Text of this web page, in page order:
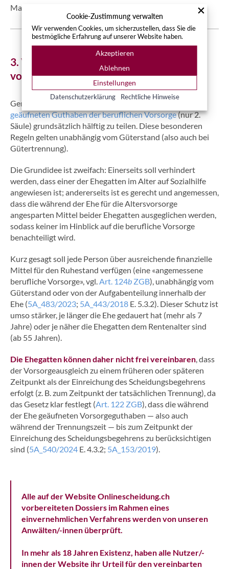
Massnahme, was einen gewissen Klärungsbedarf zeigt.
3. Vorsorgeausgleich zu einem Zeitpunkt
vor der Scheidung?
Gemäss
die während der Ehe
geäufneten Guthaben der beruflichen Vorsorge(nur 2.
Säule) grundsätzlich hälftig zu teilen. Diese besonderen
Regeln gelten unabhängig vom Güterstand (also auch bei
Gütertrennung).
Die Grundidee ist zweifach: Einerseits soll verhindert
werden, dass einer der Ehegatten im Alter auf Sozialhilfe
angewiesen ist; andererseits ist es gerecht und angemessen,
dass die während der Ehe für die Altersvorsorge
angesparten Mittel beider Ehegatten ausgeglichen werden,
sodass keiner im Hinblick auf die berufliche Vorsorge
benachteiligt wird.
Kurz gesagt soll jede Person über ausreichende finanzielle
Mittel für den Ruhestand verfügen (eine «angemessene
berufliche Vorsorge», vgl.Art. 124b ZGB), unabhängig vom
Güterstand oder von der Aufgabenteilung innerhalb der
Ehe (5A_483/2023; 5A_443/2018 E. 5.3.2). Dieser Schutz ist
umso stärker, je länger die Ehe gedauert hat (mehr als 7
Jahre) oder je näher die Ehegatten dem Rentenalter sind
(ab 55 Jahren).
Die Ehegatten können daher nicht frei vereinbaren, dass
der Vorsorgeausgleich zu einem früheren oder späteren
Zeitpunkt als der Einreichung des Scheidungsbegehrens
erfolgt (z. B. zum Zeitpunkt der tatsächlichen Trennung), da
das Gesetz klar festlegt (Art. 122 ZGB), dass die während
der Ehe geäufneten Vorsorgeguthaben — also auch
während der Trennungszeit — bis zum Zeitpunkt der
Einreichung des Scheidungsbegehrens zu berücksichtigen
sind (5A_540/2024 E. 4.3.2; 5A_153/2019).
Alle auf der Website Onlinescheidung.ch
vorbereiteten Dossiers im Rahmen eines
einvernehmlichen Verfahrens werden von unseren
Anwälten/-innen überprüft.
In mehr als 18 Jahren Existenz, haben alle Nutzer/-
innen der Website ihr Urteil für den vereinbarten
Cookie-Zustimmung verwalten
Wir verwenden Cookies, um sicherzustellen, dass Sie die
bestmögliche Erfahrung auf unserer Website haben.
Akzeptieren
Ablehnen
Einstellungen
Datenschutzerklärung Rechtliche Hinweise